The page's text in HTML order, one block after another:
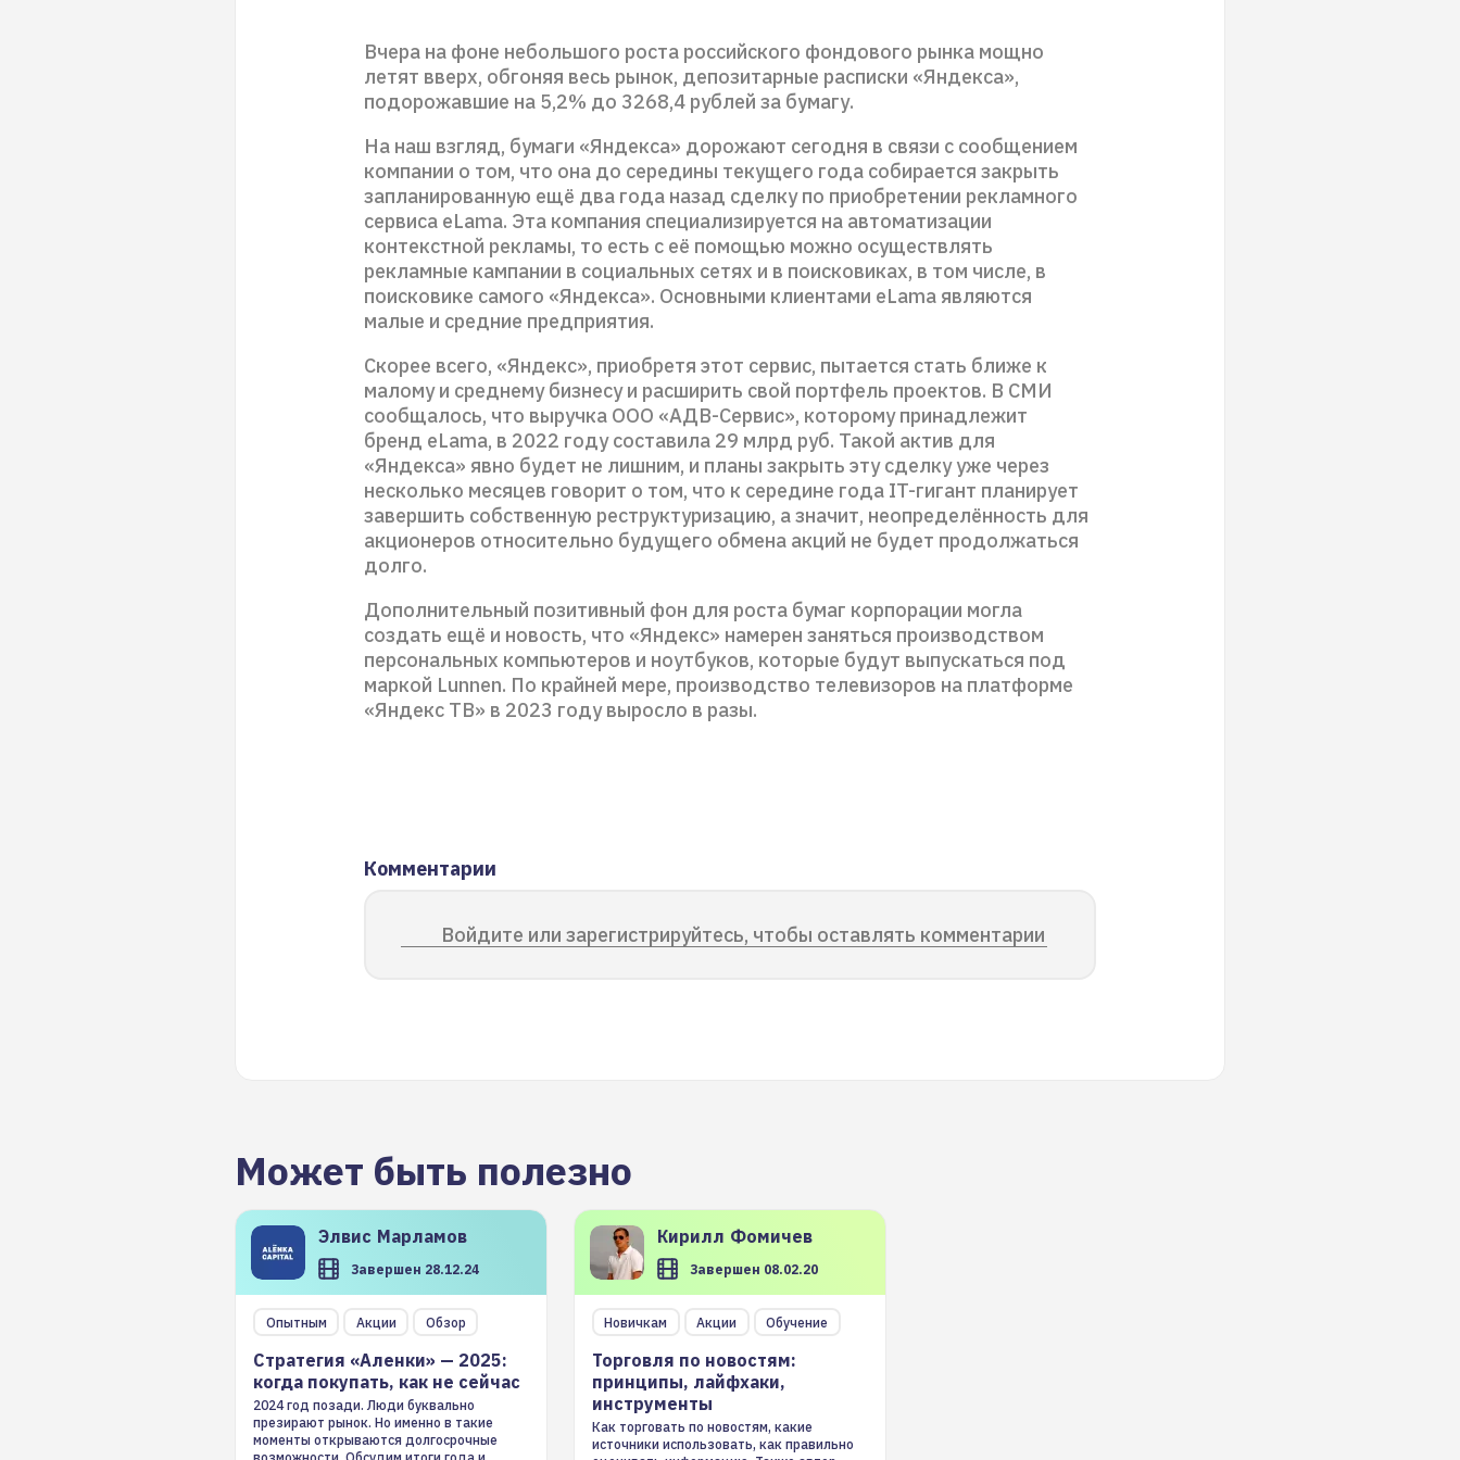
Вчера на фоне небольшого роста российского фондового рынка мощно
летят вверх, обгоняя весь рынок, депозитарные расписки «Яндекса»,
подорожавшие на 5,2% до 3268,4 рублей за бумагу.
На наш взгляд, бумаги «Яндекса» дорожают сегодня в связи с сообщением
компании о том, что она до середины текущего года собирается закрыть
запланированную ещё два года назад сделку по приобретении рекламного
сервиса eLama. Эта компания специализируется на автоматизации
контекстной рекламы, то есть с её помощью можно осуществлять
рекламные кампании в социальных сетях и в поисковиках, в том числе, в
поисковике самого «Яндекса». Основными клиентами eLama являются
малые и средние предприятия.
Скорее всего, «Яндекс», приобретя этот сервис, пытается стать ближе к
малому и среднему бизнесу и расширить свой портфель проектов. В СМИ
сообщалось, что выручка ООО «АДВ-Сервис», которому принадлежит
бренд eLama, в 2022 году составила 29 млрд руб. Такой актив для
«Яндекса» явно будет не лишним, и планы закрыть эту сделку уже через
несколько месяцев говорит о том, что к середине года IT-гигант планирует
завершить собственную реструктуризацию, а значит, неопределённость для
акционеров относительно будущего обмена акций не будет продолжаться
долго.
Дополнительный позитивный фон для роста бумаг корпорации могла
создать ещё и новость, что «Яндекс» намерен заняться производством
персональных компьютеров и ноутбуков, которые будут выпускаться под
маркой Lunnen. По крайней мере, производство телевизоров на платформе
«Яндекс ТВ» в 2023 году выросло в разы.
Комментарии
Войдите или зарегистрируйтесь, чтобы оставлять комментарии
Может быть полезно
Элвис Марламов
Завершен 28.12.24
Опытным Акции Обзор
Стратегия «Аленки» — 2025:
когда покупать, как не сейчас
2024 год позади. Люди буквально
презирают рынок. Но именно в такие
моменты открываются долгосрочные
Кирилл Фомичев
Завершен 08.02.20
Новичкам Акции Обучение
Торговля по новостям:
принципы, лайфхаки,
инструменты
Как торговать по новостям, какие
источники использовать, как правильно